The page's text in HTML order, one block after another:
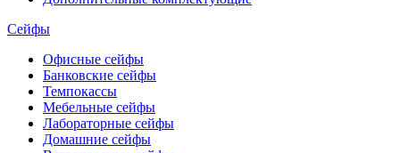
Сейфы
Офисные сейфы
Банковские сейфы
Темпокассы
Мебельные сейфы
Лабораторные сейфы
Домашние сейфы